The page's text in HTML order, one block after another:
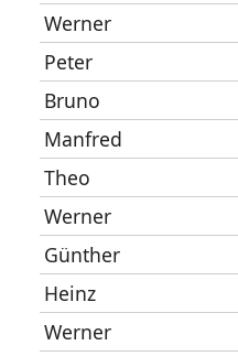
Werner
Peter
Bruno
Manfred
Theo
Werner
Günther
Heinz
Werner